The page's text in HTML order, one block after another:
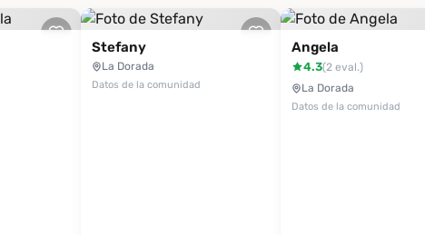
Stefany
La Dorada
Datos de la comunidad
Angela
4.3(2 eval.)
La Dorada
Datos de la comunidad